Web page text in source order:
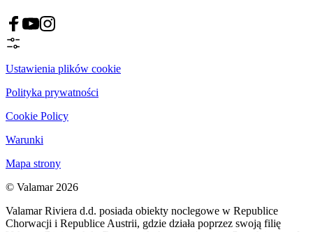
Ustawienia plików cookie
Polityka prywatności
Cookie Policy
Warunki
Mapa strony
© Valamar 2026
Valamar Riviera d.d. posiada obiekty noclegowe w Republice
Chorwacji i Republice Austrii, gdzie działa poprzez swoją filię